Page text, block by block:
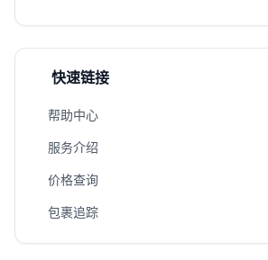
快速链接
帮助中心
服务介绍
价格查询
包裹追踪